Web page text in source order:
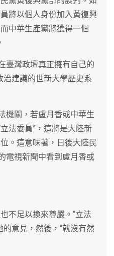
將以個人身份加入黃復興
中華生產黨將獲得一個
臺灣政壇真正擁有自己的
治建議的世新大學歷史系
機關，若盧月香或中華生
法委員”，這將是大陸新
。這意味著，日後大陸民
電視新聞中看到盧月香或
不足以換來尊嚴。“立法
意見，然後，“就沒有然